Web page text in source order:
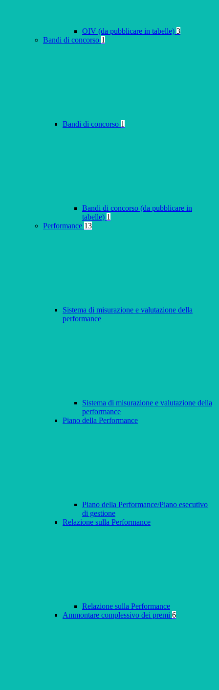
OIV (da pubblicare in tabelle) 3
Bandi di concorso 1
Bandi di concorso 1
Bandi di concorso (da pubblicare in
tabelle) 1
Performance 13
Sistema di misurazione e valutazione della
performance
Sistema di misurazione e valutazione della
performance
Piano della Performance
Piano della Performance/Piano esecutivo
di gestione
Relazione sulla Performance
Relazione sulla Performance
Ammontare complessivo dei premi 6